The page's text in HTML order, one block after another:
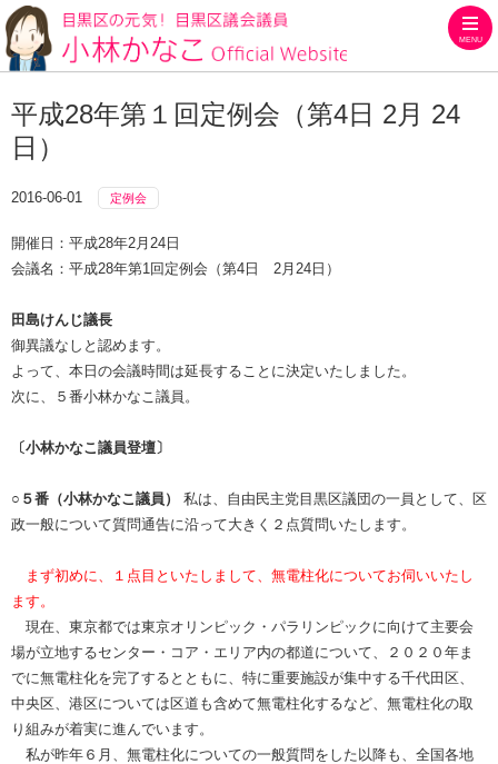
MENU
平成28年第１回定例会（第4日 2月 24
日）
2016-06-01 定例会
開催日：平成28年2月24日
会議名：平成28年第1回定例会（第4日 2月24日）
田島けんじ議長
御異議なしと認めます。
よって、本日の会議時間は延長することに決定いたしました。
次に、５番小林かなこ議員。
〔小林かなこ議員登壇〕
○５番（小林かなこ議員）
私は、自由民主党目黒区議団の一員として、区
政一般について質問通告に沿って大きく２点質問いたします。
まず初めに、１点目といたしまして、無電柱化についてお伺いいたし
ます。
現在、東京都では東京オリンピック・パラリンピックに向けて主要会
場が立地するセンター・コア・エリア内の都道について、２０２０年ま
でに無電柱化を完了するとともに、特に重要施設が集中する千代田区、
中央区、港区については区道も含めて無電柱化するなど、無電柱化の取
り組みが着実に進んでいます。
私が昨年６月、無電柱化についての一般質問をした以降も、全国各地